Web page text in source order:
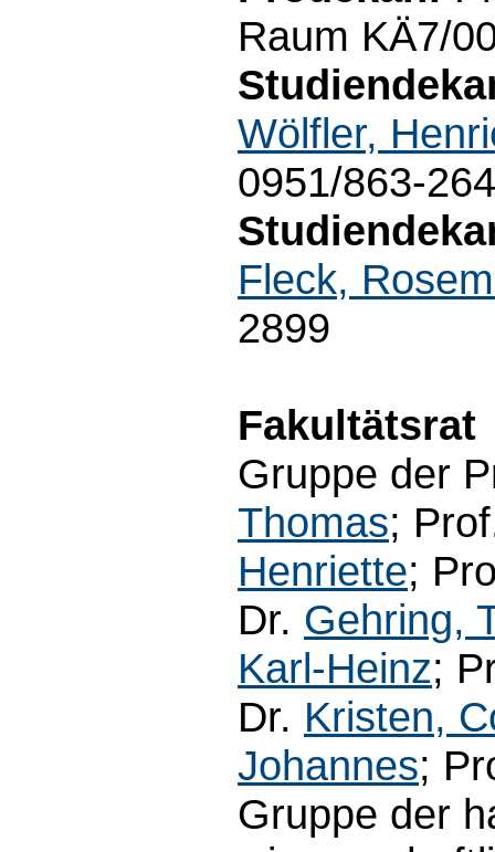
Raum KÄ7/
Wölfler,
0951/863-
Fleck,
2899
Fakultätsrat
Gruppe der
Thomas;
Henriette;
Dr. Gehring,
Karl-Heinz;
Dr. Kristen,
Johannes;
Gruppe der